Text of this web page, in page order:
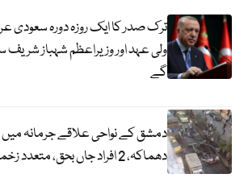
ترک صدر کا ایک روزہ دورہ سعودی
ولی عہد اور وزیراعظم شہباز
گے
دمشق کے نواحی علاقے جرمانہ
دھماکہ، 2 افراد جاں بحق، متعدد زخمی